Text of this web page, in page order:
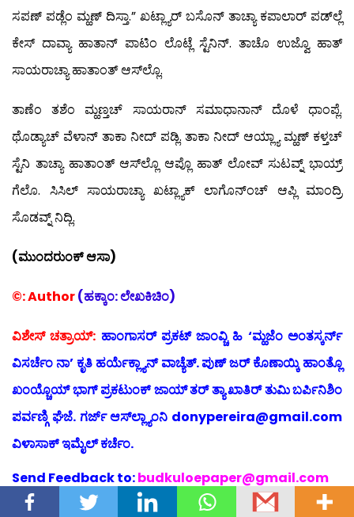
ಸಪಣ್ ಪಡ್ಲೆಂ ಮ್ಹಣ್ ದಿಸ್ತಾ.” ಖಟ್ಲ್ಯಾರ್ ಬಸೊನ್ ತಾಚ್ಯಾ ಕಪಾಲಾರ್ ಪಡ್‍ಲ್ಲೆ
ಕೇಸ್ ದಾವ್ಯಾ ಹಾತಾನ್ ಪಾಟಿಂ ಲೊಟ್ಲೆ ಸ್ಟೆನಿನ್. ತಾಚೊ ಉಜ್ವೊ ಹಾತ್
ಸಾಯರಾಚ್ಯಾ ಹಾತಾಂತ್ ಆಸ್‍ಲ್ಲೊ.
ತಾಣೆಂ ತಶೆಂ ಮ್ಹಣ್ತಚ್ ಸಾಯರಾನ್ ಸಮಾಧಾನಾನ್ ದೊಳೆ ಧಾಂಪ್ಲೆ.
ಥೊಡ್ಯಾಚ್ ವೆಳಾನ್ ತಾಕಾ ನೀದ್ ಪಡ್ಲಿ. ತಾಕಾ ನೀದ್ ಆಯ್ಲ್ಯಾ ಮ್ಹಣ್ ಕಳ್ತಚ್
ಸ್ಟೆನಿ ತಾಚ್ಯಾ ಹಾತಾಂತ್ ಆಸ್‍ಲ್ಲೊ ಆಪ್ಲೊ ಹಾತ್ ಲೋವ್ ಸುಟವ್ನ್ ಭಾಯ್ರ್
ಗೆಲೊ. ಸಿಸಿಲ್ ಸಾಯರಾಚ್ಯಾ ಖಟ್ಲ್ಯಾಕ್ ಲಾಗೊನ್‍ಂಚ್ ಆಪ್ಲಿ ಮಾಂದ್ರಿ
ಸೊಡವ್ನ್ ನಿದ್ಲಿ.
(ಮುಂದರುಂಕ್ ಆಸಾ)
©: Author(ಹಕ್ಕಾಂ: ಲೇಖಕಿಚಿಂ)
ವಿಶೇಸ್ ಚತ್ರಾಯ್: ಹಾಂಗಾಸರ್ ಪ್ರಕಟ್ ಜಾಂವ್ಚಿ ಹಿ ‘ಮ್ಹಜೆಂ ಅಂತಸ್ಕರ್ನ್
ವಿಸರ್ಚೆಂ ನಾ’ ಕೃತಿ ಹರ್ಯೆಕ್ಲ್ಯಾನ್ ವಾಚ್ಯೆತ್. ಪುಣ್ ಜರ್ ಕೊಣಾಯ್ಕಿ ಹಾಂತ್ಲೊ
ಖಂಯ್ಚೊಯ್ ಭಾಗ್ ಪ್ರಕಟುಂಕ್ ಜಾಯ್ ತರ್ ತ್ಯಾ ಖಾತಿರ್ ತುಮಿ ಬರ್ಪಿನಿಶಿಂ
ಪರ್ವಣ್ಗಿ ಘೆಜೆ. ಗರ್ಜ್ ಆಸ್‍ಲ್ಲ್ಯಾಂನಿ donypereira@gmail.com
ವಿಳಾಸಾಕ್ ಇಮೈಲ್ ಕರ್ಚೆಂ.
Send Feedback to:budkuloepaper@gmail.com
Like us at: www.facebook.com/budkulo.epaper